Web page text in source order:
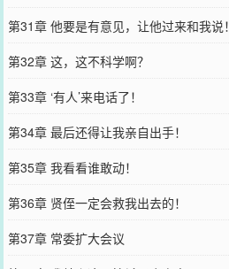
第31章 他要是有意见，让他过来和我说！
第32章 这，这不科学啊？
第33章 ‘有人’来电话了！
第34章 最后还得让我亲自出手！
第35章 我看看谁敢动！
第36章 贤侄一定会救我出去的！
第37章 常委扩大会议